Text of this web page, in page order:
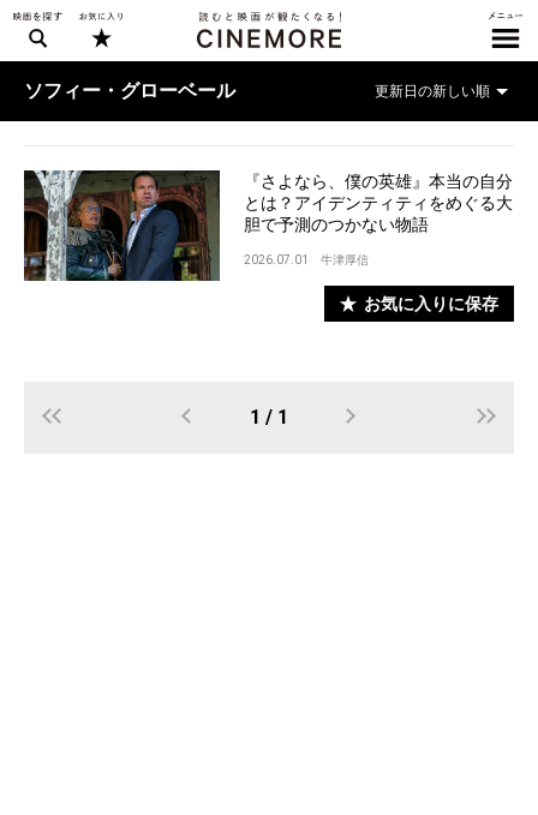
ソフィー・グローベール
『さよなら、僕の英雄』本当の自分
とは？アイデンティティをめぐる大
胆で予測のつかない物語
2026.07.01 牛津厚信
お気に入りに保存
1 / 1